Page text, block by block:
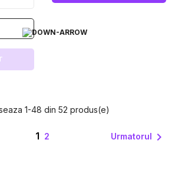
1-48 din 52 produs(e)
1 2 Urmatorul 